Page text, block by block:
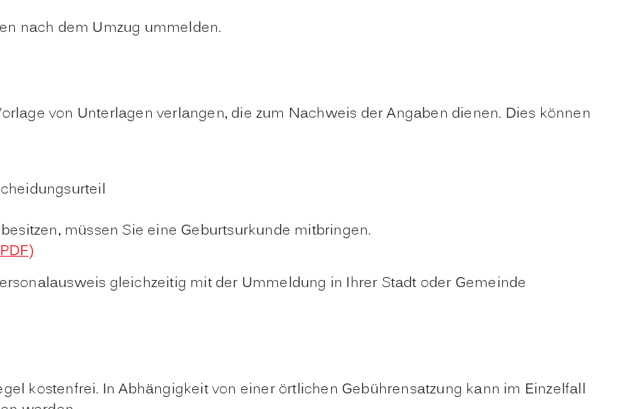
nach dem Umzug ummelden.
von Unterlagen verlangen, die zum Nachweis der Angaben dienen. Dies können
müssen Sie eine Geburtsurkunde mitbringen.
gleichzeitig mit der Ummeldung in Ihrer Stadt oder Gemeinde
kostenfrei. In Abhängigkeit von einer örtlichen Gebührensatzung kann im Einzelfall